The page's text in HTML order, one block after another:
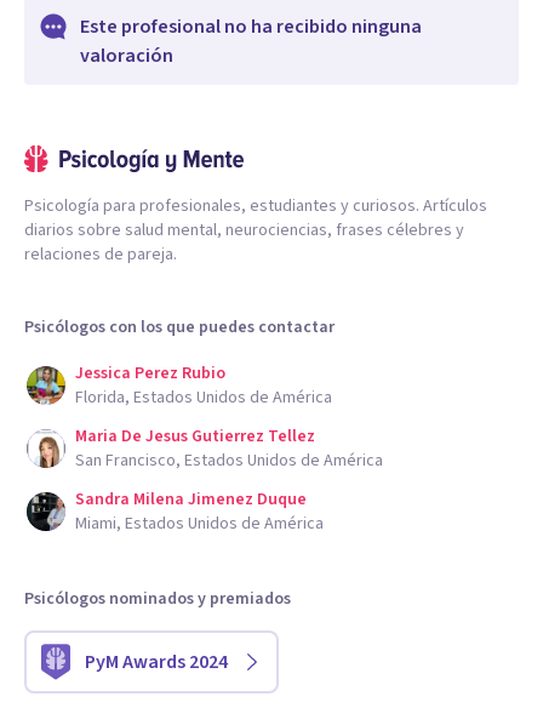
Este profesional no ha recibido ninguna
valoración
Psicología para profesionales, estudiantes y curiosos. Artículos
diarios sobre salud mental, neurociencias, frases célebres y
relaciones de pareja.
Psicólogos con los que puedes contactar
Jessica Perez Rubio
Florida, Estados Unidos de América
Maria De Jesus Gutierrez Tellez
San Francisco, Estados Unidos de América
Sandra Milena Jimenez Duque
Miami, Estados Unidos de América
Psicólogos nominados y premiados
PyM Awards 2024